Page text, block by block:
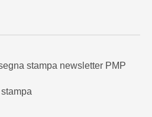
stampa newsletter PMP